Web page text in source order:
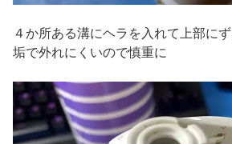
４か所ある溝にヘラを入れて上部に
垢で外れにくいので慎重に